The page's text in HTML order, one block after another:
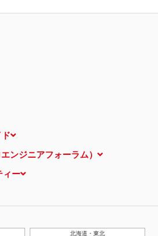
ド
ンジニアフォーラム）
ィー
北海道・東北